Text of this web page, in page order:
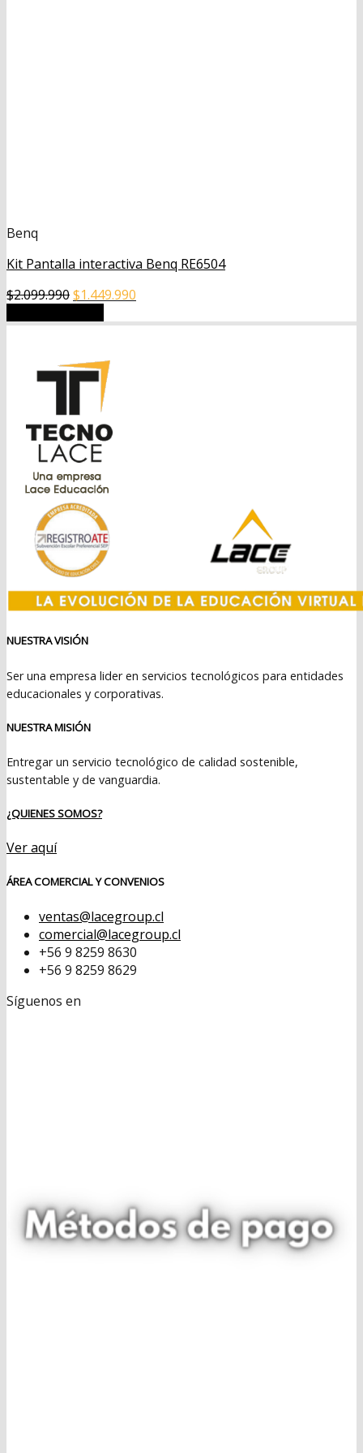
Benq
Kit Pantalla interactiva Benq RE6504
$2.099.990El
original
$2.099.990.
$1.449.990
actual
NUESTRA VISIÓN
Ser una empresa lider en servicios tecnológicos para entidades
educacionales y corporativas.
NUESTRA MISIÓN
Entregar un servicio tecnológico de calidad sostenible,
sustentable y de vanguardia.
¿QUIENES SOMOS?
Ver aquí
ÁREA COMERCIAL Y CONVENIOS
ventas@lacegroup.cl
comercial@lacegroup.cl
+56 9 8259 8630
+56 9 8259 8629
Síguenos en